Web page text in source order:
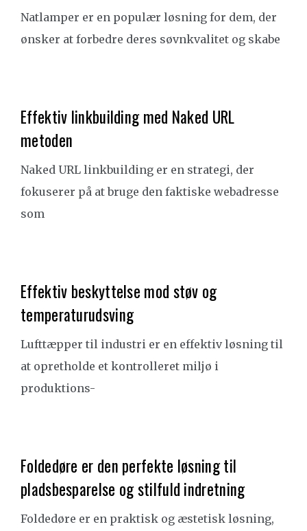
Natlamper er en populær løsning for dem, der
ønsker at forbedre deres søvnkvalitet og skabe
Effektiv linkbuilding med Naked URL
metoden
Naked URL linkbuilding er en strategi, der
fokuserer på at bruge den faktiske webadresse
som
Effektiv beskyttelse mod støv og
temperaturudsving
Lufttæpper til industri er en effektiv løsning til
at opretholde et kontrolleret miljø i
produktions-
Foldedøre er den perfekte løsning til
pladsbesparelse og stilfuld indretning
Foldedøre er en praktisk og æstetisk løsning,